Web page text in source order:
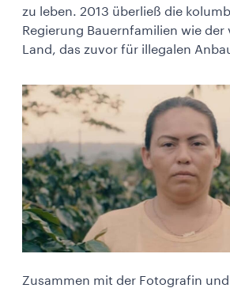
zu leben. 2013 überließ die
Regierung Bauernfamilien wie der
Land, das zuvor für illegalen
Zusammen mit der Fotografin